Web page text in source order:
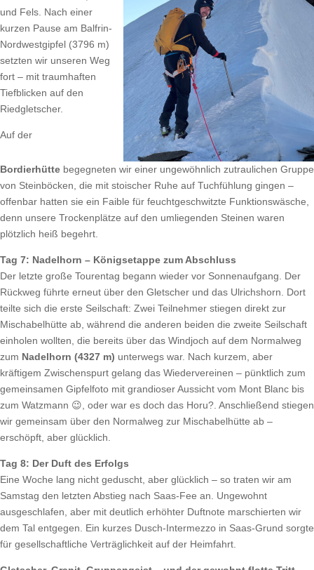
und Fels. Nach einer
kurzen Pause am Balfrin-
Nordwestgipfel (3796 m)
setzten wir unseren Weg
fort – mit traumhaften
Tiefblicken auf den
Riedgletscher.
Auf der
Bordierhütte begegneten wir einer ungewöhnlich zutraulichen Gruppe
von Steinböcken, die mit stoischer Ruhe auf Tuchfühlung gingen –
offenbar hatten sie ein Faible für feuchtgeschwitzte Funktionswäsche,
denn unsere Trockenplätze auf den umliegenden Steinen waren
plötzlich heiß begehrt.
Tag 7: Nadelhorn – Königsetappe zum Abschluss
Der letzte große Tourentag begann wieder vor Sonnenaufgang. Der
Rückweg führte erneut über den Gletscher und das Ulrichshorn. Dort
teilte sich die erste Seilschaft: Zwei Teilnehmer stiegen direkt zur
Mischabelhütte ab, während die anderen beiden die zweite Seilschaft
einholen wollten, die bereits über das Windjoch auf dem Normalweg
zum Nadelhorn (4327 m) unterwegs war. Nach kurzem, aber
kräftigem Zwischenspurt gelang das Wiedervereinen – pünktlich zum
gemeinsamen Gipfelfoto mit grandioser Aussicht vom Mont Blanc bis
zum Watzmann 😉, oder war es doch das Horu?. Anschließend stiegen
wir gemeinsam über den Normalweg zur Mischabelhütte ab –
erschöpft, aber glücklich.
Tag 8: Der Duft des Erfolgs
Eine Woche lang nicht geduscht, aber glücklich – so traten wir am
Samstag den letzten Abstieg nach Saas-Fee an. Ungewohnt
ausgeschlafen, aber mit deutlich erhöhter Duftnote marschierten wir
dem Tal entgegen. Ein kurzes Dusch-Intermezzo in Saas-Grund sorgte
für gesellschaftliche Verträglichkeit auf der Heimfahrt.